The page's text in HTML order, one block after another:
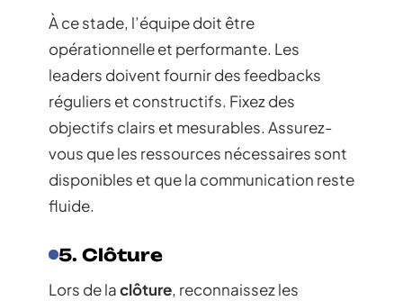
À ce stade, l’équipe doit être
opérationnelle et performante. Les
leaders doivent fournir des feedbacks
réguliers et constructifs. Fixez des
objectifs clairs et mesurables. Assurez-
vous que les ressources nécessaires sont
disponibles et que la communication reste
fluide.
5. Clôture
Lors de laclôture, reconnaissez les